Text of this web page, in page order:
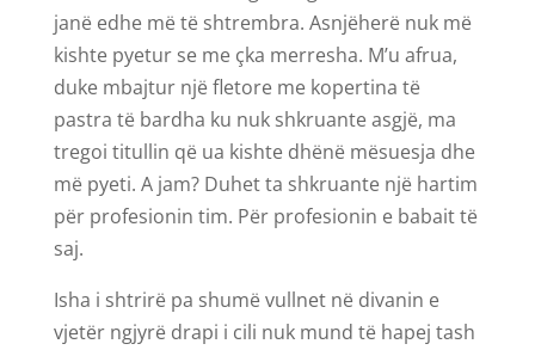
janë edhe më të shtrembra. Asnjëherë nuk më
kishte pyetur se me çka merresha. M’u afrua,
duke mbajtur një fletore me kopertina të
pastra të bardha ku nuk shkruante asgjë, ma
tregoi titullin që ua kishte dhënë mësuesja dhe
më pyeti. A jam? Duhet ta shkruante një hartim
për profesionin tim. Për profesionin e babait të
saj.
Isha i shtrirë pa shumë vullnet në divanin e
vjetër ngjyrë drapi i cili nuk mund të hapej tash